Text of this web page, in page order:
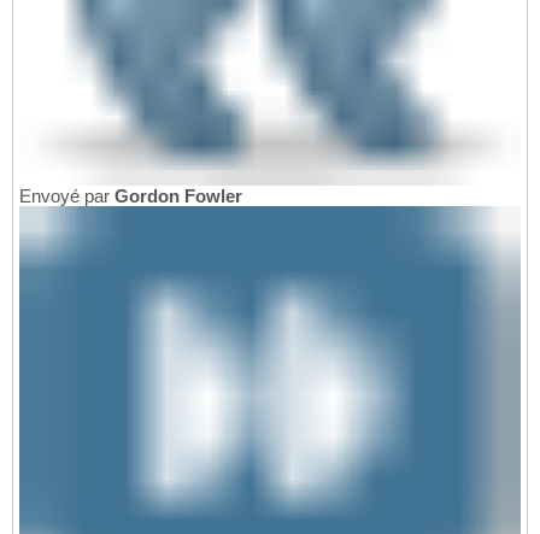
Envoyé par Gordon Fowler